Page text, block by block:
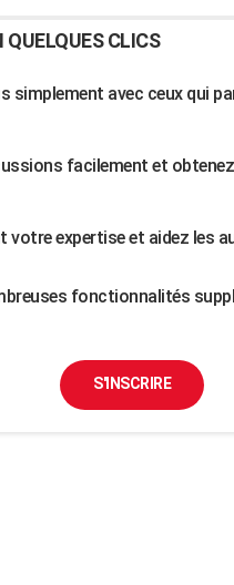
QUELQUES CLICS
simplement avec ceux qui
facilement et
votre expertise et aidez les
fonctionnalités
S'INSCRIRE